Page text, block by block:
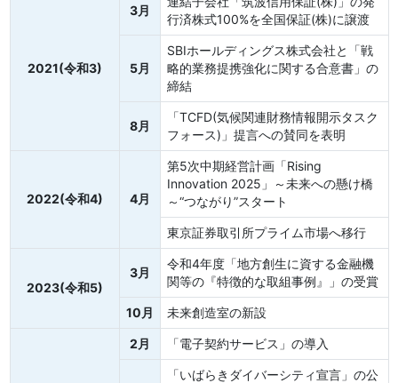
2021(令和3)
3月
行済株式100%を全国保証(株)に譲渡
5月
SBIホールディングス株式会社と「戦
略的業務提携強化に関する合意書」の
締結
8月
「TCFD(気候関連財務情報開示タスク
フォース)」提言への賛同を表明
2022(令和4) 4月
第5次中期経営計画「Rising
Innovation 2025」～未来への懸け橋
～“つながり”スタート
東京証券取引所プライム市場へ移行
2023(令和5)
3月
令和4年度「地方創生に資する金融機
関等の『特徴的な取組事例』」の受賞
10月 未来創造室の新設
2月 「電子契約サービス」の導入
「いばらきダイバーシティ宣言」の公